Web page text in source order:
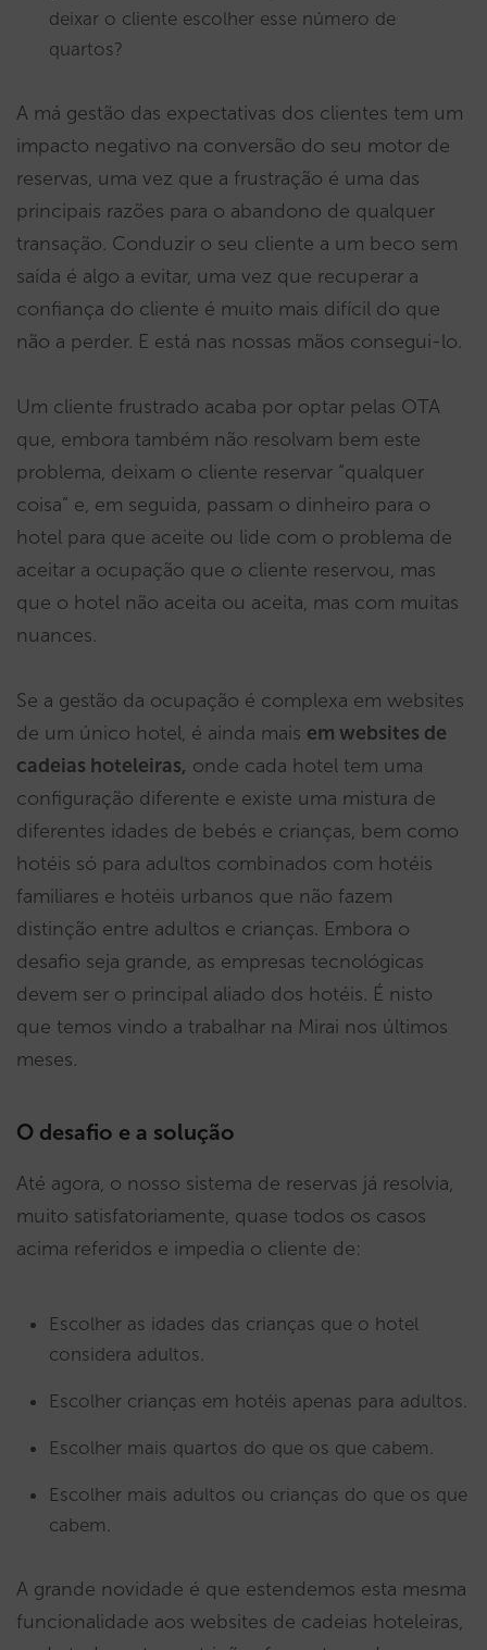
deixar o cliente escolher esse número de
quartos?
A má gestão das expectativas dos clientes tem um
impacto negativo na conversão do seu motor de
reservas, uma vez que a frustração é uma das
principais razões para o abandono de qualquer
transação. Conduzir o seu cliente a um beco sem
saída é algo a evitar, uma vez que recuperar a
confiança do cliente é muito mais difícil do que
não a perder. E está nas nossas mãos consegui-lo.
Um cliente frustrado acaba por optar pelas OTA
que, embora também não resolvam bem este
problema, deixam o cliente reservar “qualquer
coisa” e, em seguida, passam o dinheiro para o
hotel para que aceite ou lide com o problema de
aceitar a ocupação que o cliente reservou, mas
que o hotel não aceita ou aceita, mas com muitas
nuances.
Se a gestão da ocupação é complexa em websites
de um único hotel, é ainda mais em websites de
cadeias hoteleiras, onde cada hotel tem uma
configuração diferente e existe uma mistura de
diferentes idades de bebés e crianças, bem como
hotéis só para adultos combinados com hotéis
familiares e hotéis urbanos que não fazem
distinção entre adultos e crianças. Embora o
desafio seja grande, as empresas tecnológicas
devem ser o principal aliado dos hotéis. É nisto
que temos vindo a trabalhar na Mirai nos últimos
meses.
O desafio e a solução
Até agora, o nosso sistema de reservas já resolvia,
muito satisfatoriamente, quase todos os casos
acima referidos e impedia o cliente de:
Escolher as idades das crianças que o hotel
considera adultos.
Escolher crianças em hotéis apenas para adultos.
Escolher mais quartos do que os que cabem.
Escolher mais adultos ou crianças do que os que
cabem.
A grande novidade é que estendemos esta mesma
funcionalidade aos websites de cadeias hoteleiras,